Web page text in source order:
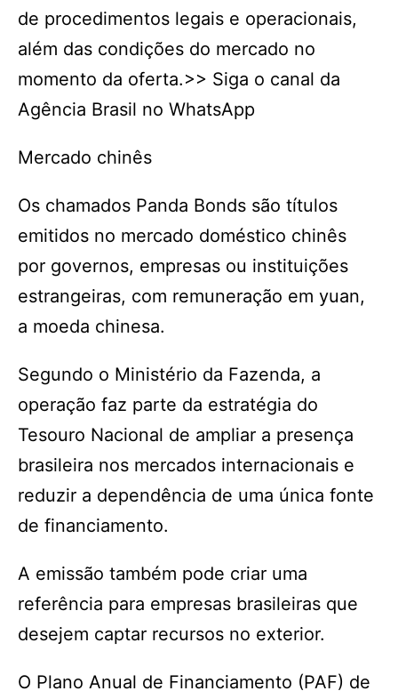
de procedimentos legais e operacionais,
além das condições do mercado no
momento da oferta.>> Siga o canal da
Agência Brasil no WhatsApp
Mercado chinês
Os chamados Panda Bonds são títulos
emitidos no mercado doméstico chinês
por governos, empresas ou instituições
estrangeiras, com remuneração em yuan,
a moeda chinesa.
Segundo o Ministério da Fazenda, a
operação faz parte da estratégia do
Tesouro Nacional de ampliar a presença
brasileira nos mercados internacionais e
reduzir a dependência de uma única fonte
de financiamento.
A emissão também pode criar uma
referência para empresas brasileiras que
desejem captar recursos no exterior.
O Plano Anual de Financiamento (PAF) de